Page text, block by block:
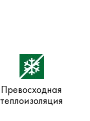
Превосходная
теплоизоляция